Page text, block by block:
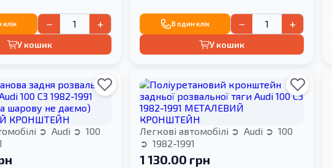
клік − +
У кошик
В один клік − +
У кошик
Audi
100
Легкові автомобілі Audi
100
1982-1991
1 130.00 грн